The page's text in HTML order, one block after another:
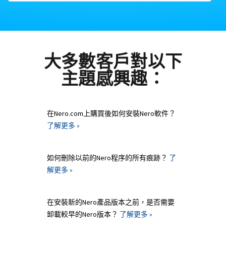
大多數客戶對以下
主題感興趣：
在Nero.com上購買後如何安裝Nero軟件？
了解更多 »
如何刪除以前的Nero程序的所有痕跡？ 了
解更多 »
在安裝新的Nero產品版本之前，是否需要
卸載較早的Nero版本？ 了解更多 »